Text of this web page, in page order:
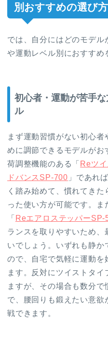
別おすすめの選び方
では、自分にはどのモデル
や運動レベル別におすすめ
初心者・運動が苦手
ル
まず運動習慣がない初心
めに調節できるモデルがお
荷調整機能のある「 Reツ
ドバンスSP-700 」であれ
く踏み始めて、慣れてき
った使い方が可能です。ま
「 ReエアロステッパーSP-
ランスを取りやすいため、
いでしょう。いずれも静か
ので、自宅で気軽に運動を
ます。反対にツイストタイ
ますが、その場合も数分
で、腰回りも鍛えたい意欲
戦できます。